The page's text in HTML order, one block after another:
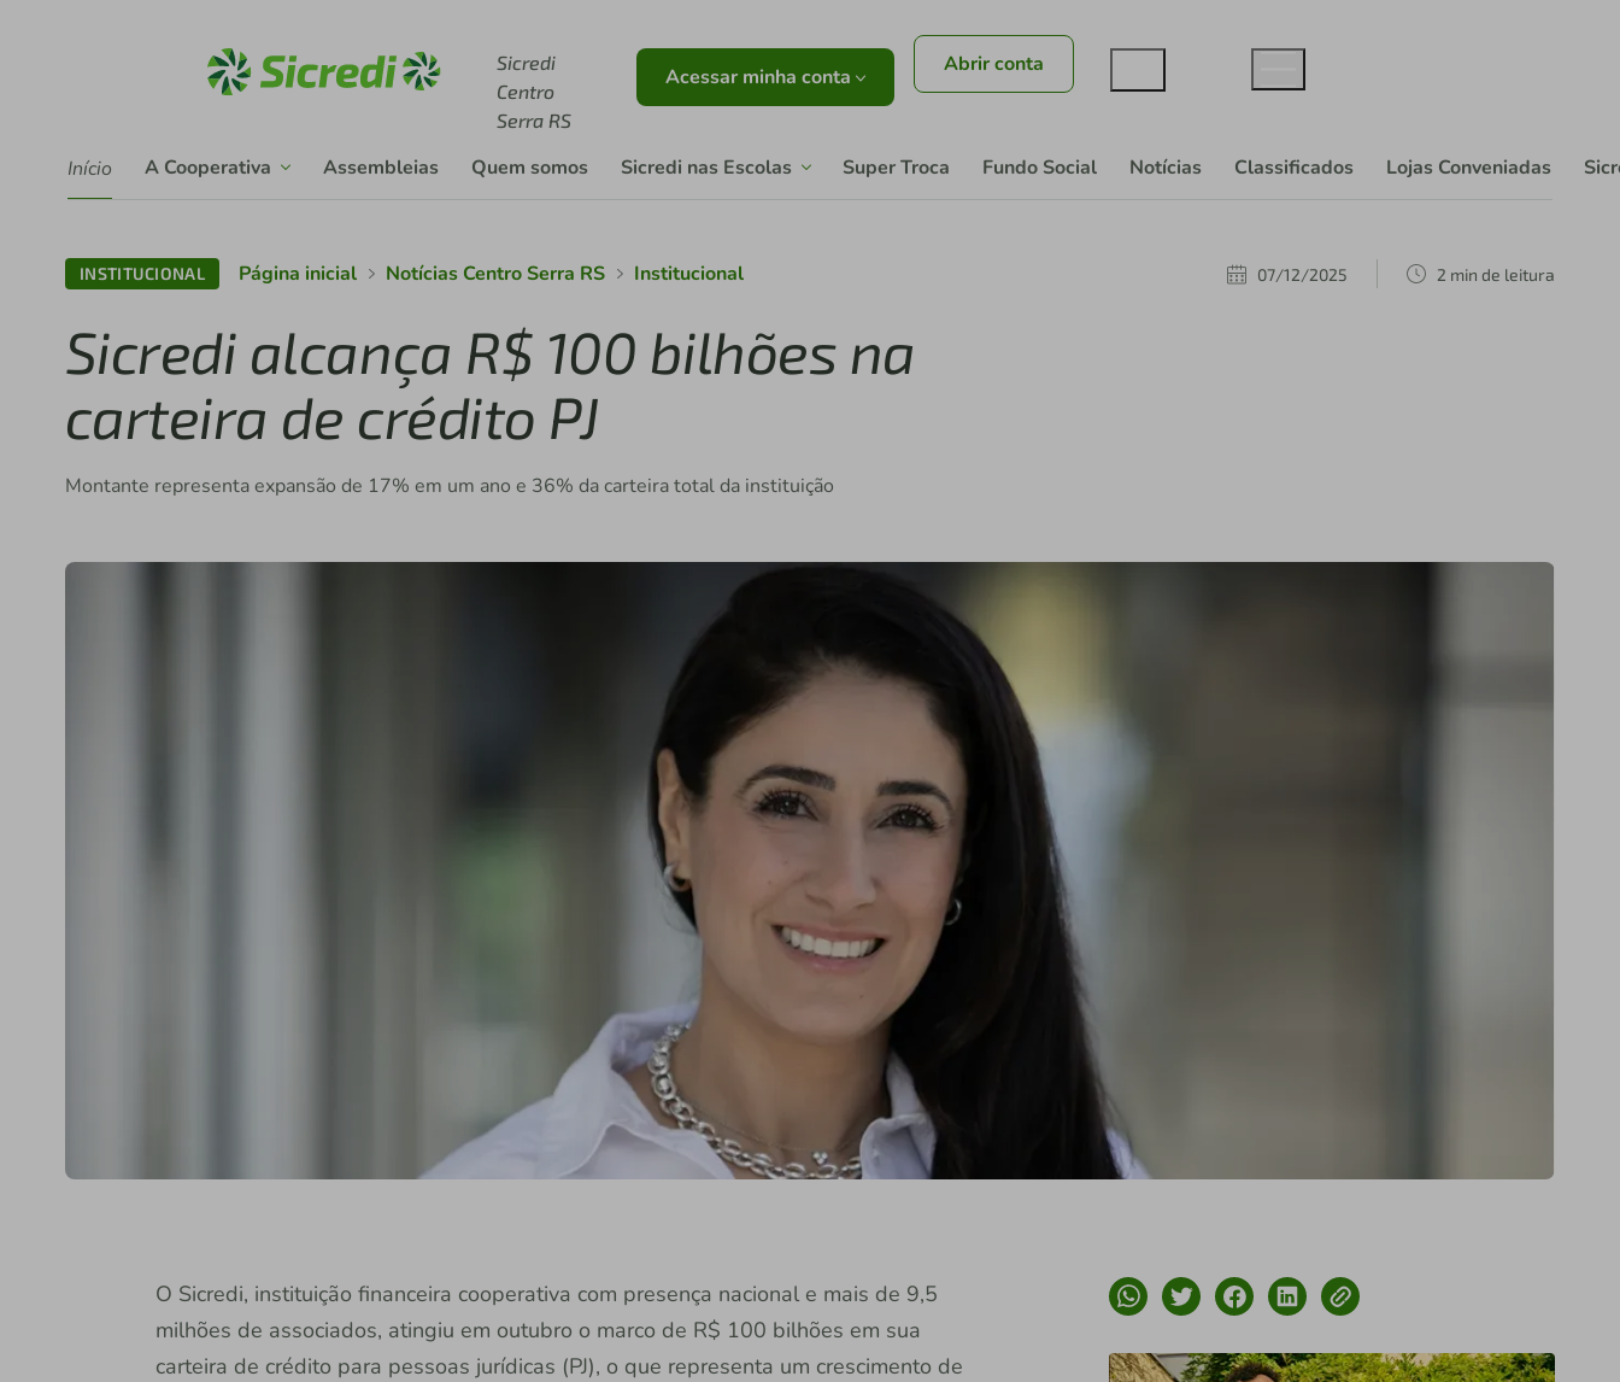
Sicredi
Centro
Serra RS
Acessar minha conta Abrir conta
Início A Cooperativa Assembleias Quem somos Sicredi nas Escolas Super Troca Fundo Social Notícias Classificados Lojas Conveniadas
INSTITUCIONAL Página inicial Notícias Centro Serra RS Institucional 07/12/2025 2 min de leitura
Sicredi alcança R$ 100 bilhões na
carteira de crédito PJ
Montante representa expansão de 17% em um ano e 36% da carteira total da instituição
O Sicredi, instituição financeira cooperativa com presença nacional e mais de 9,5
milhões de associados, atingiu em outubro o marco de R$ 100 bilhões em sua
carteira de crédito para pessoas jurídicas (PJ), o que representa um crescimento de